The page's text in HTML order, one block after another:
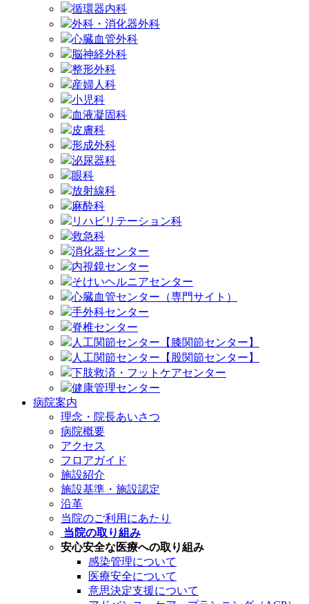
循環器内科
外科・消化器外科
心臓血管外科
脳神経外科
整形外科
産婦人科
小児科
血液凝固科
皮膚科
形成外科
泌尿器科
眼科
放射線科
麻酔科
リハビリテーション科
救急科
消化器センター
内視鏡センター
そけいヘルニアセンター
心臓血管センター（専門サイト）
手外科センター
脊椎センター
人工関節センター【膝関節センター】
人工関節センター【股関節センター】
下肢救済・フットケアセンター
健康管理センター
病院案内
理念・院長あいさつ
病院概要
アクセス
フロアガイド
施設紹介
施設基準・施設認定
沿革
当院のご利用にあたり
当院の取り組み
安心安全な医療への取り組み
感染管理について
医療安全について
意思決定支援について